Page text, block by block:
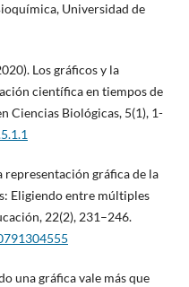
Universidad de
Los gráficos y la
científica en tiempos de
Ciencias Biológicas, 5(1), 1-
representación gráfica de la
Eligiendo entre múltiples
22(2), 231–246.
una gráfica vale más que